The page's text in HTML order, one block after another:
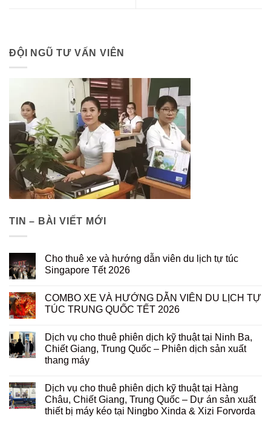
ĐỘI NGŨ TƯ VẤN VIÊN
TIN – BÀI VIẾT MỚI
Cho thuê xe và hướng dẫn viên du lịch tự túc
Singapore Tết 2026
COMBO XE VÀ HƯỚNG DẪN VIÊN DU LỊCH TỰ
TÚC TRUNG QUỐC TẾT 2026
Dịch vụ cho thuê phiên dịch kỹ thuật tại Ninh Ba,
Chiết Giang, Trung Quốc – Phiên dịch sản xuất
thang máy
Dịch vụ cho thuê phiên dịch kỹ thuật tại Hàng
Châu, Chiết Giang, Trung Quốc – Dự án sản xuất
thiết bị máy kéo tại Ningbo Xinda & Xizi Forvorda